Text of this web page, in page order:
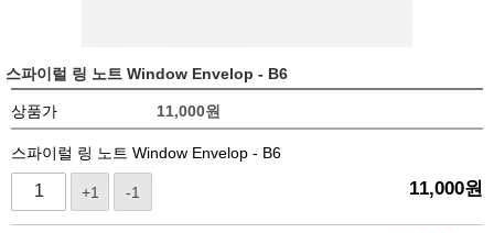
스파이럴 링 노트 Window Envelop - B6
상품가 11,000원
스파이럴 링 노트 Window Envelop - B6
+1 -1 11,000원